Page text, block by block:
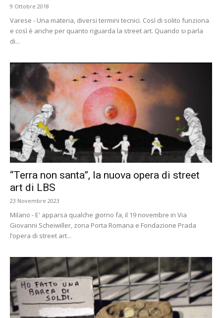
9 Ottobre 2018
Varese - Una materia, diversi termini tecnici. Così di solito funziona
e così è anche per quanto riguarda la street art. Quando si parla
di...
“Terra non santa”, la nuova opera di street
art di LBS
23 Novembre 2023
Milano - E' apparsa qualche giorno fa, il 19 novembre in Via
Giovanni Scheiwiller, zona Porta Romana e Fondazione Prada
l’opera di street art...